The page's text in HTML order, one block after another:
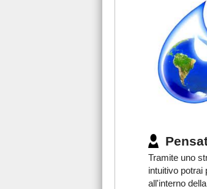
Tramite uno
intuitivo potrai
all'interno